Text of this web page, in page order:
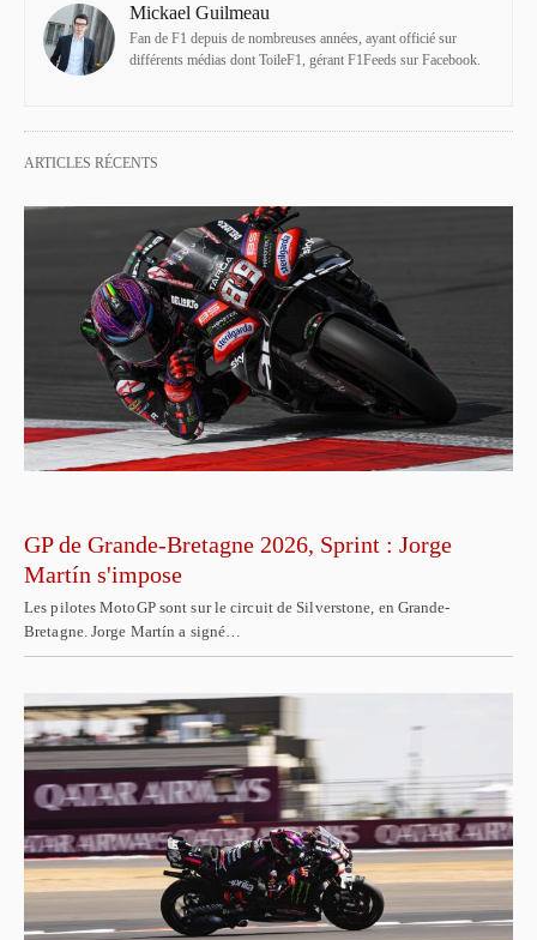
Mickael Guilmeau
Fan de F1 depuis de nombreuses années, ayant officié sur
différents médias dont ToileF1, gérant F1Feeds sur Facebook.
ARTICLES RÉCENTS
GP de Grande-Bretagne 2026, Sprint : Jorge
Martín s'impose
Les pilotes MotoGP sont sur le circuit de Silverstone, en Grande-
Bretagne. Jorge Martín a signé…